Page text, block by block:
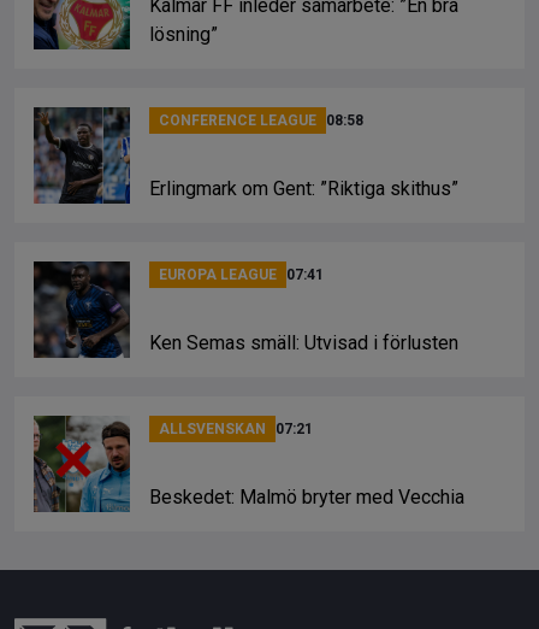
Kalmar FF inleder samarbete: ”En bra
lösning”
CONFERENCE LEAGUE 08:58
Erlingmark om Gent: ”Riktiga skithus”
EUROPA LEAGUE 07:41
Ken Semas smäll: Utvisad i förlusten
ALLSVENSKAN 07:21
Beskedet: Malmö bryter med Vecchia